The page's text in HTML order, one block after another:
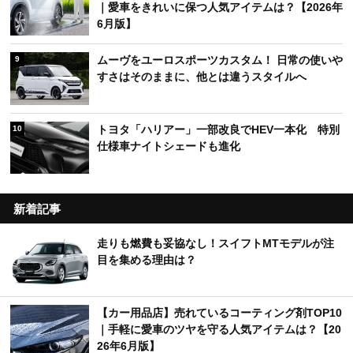
｜愛車をきれいに保つ人気アイテムは？【2026年
6月版】
9
ムーヴをユーロスポーツカスタム！ 日常の使いや
すさはそのままに、他とは違うスタイルへ
10
トヨタ「ハリアー」一部改良でHEV一本化 特別
仕様車ナイトシェードも進化
新着記事
走りも燃費も妥協なし！スイフトMTモデルが注
目を集める理由は？
【カー用品店】売れているコーティング剤TOP10
｜手軽に愛車のツヤを守る人気アイテムは？【20
26年6月版】